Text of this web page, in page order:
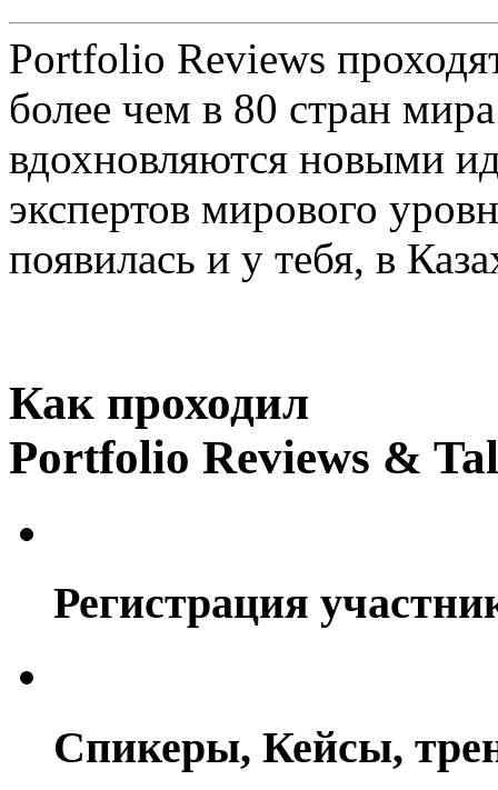
Portfolio Reviews
более чем в 80 стран
вдохновляются новыми
экспертов мирового
появилась и у тебя, в
Как проходил
Portfolio Reviews &
Регистрация
Спикеры, Кейсы,